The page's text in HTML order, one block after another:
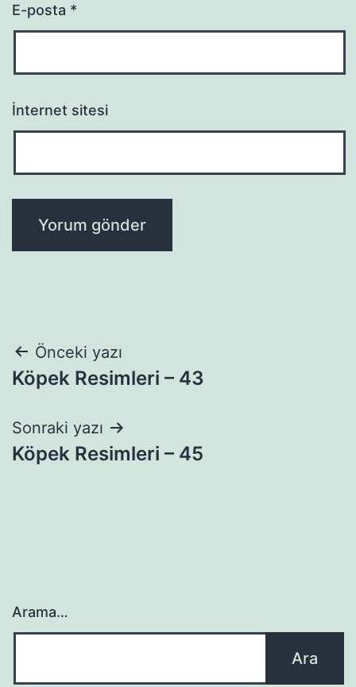
E-posta *
İnternet sitesi
Yazı
gezinmesi
Önceki yazı
Köpek Resimleri – 43
Sonraki yazı
Köpek Resimleri – 45
Arama…